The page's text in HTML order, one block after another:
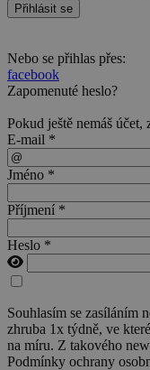
Přihlásit se
Nebo se přihlas přes:
facebook
Zapomenuté heslo?
Pokud ještě nemáš účet,
E-mail *
Jméno *
Příjmení *
Heslo *
Souhlasím se zasíláním
zhruba 1x týdně, ve
na míru. Z takového
Podmínky ochrany